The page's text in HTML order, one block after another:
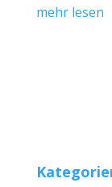
mehr lesen